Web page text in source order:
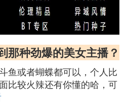
种劲爆的美女主播？
鱼或者蝴蝶都可以，个人比
比较火辣还有你懂的哈，可